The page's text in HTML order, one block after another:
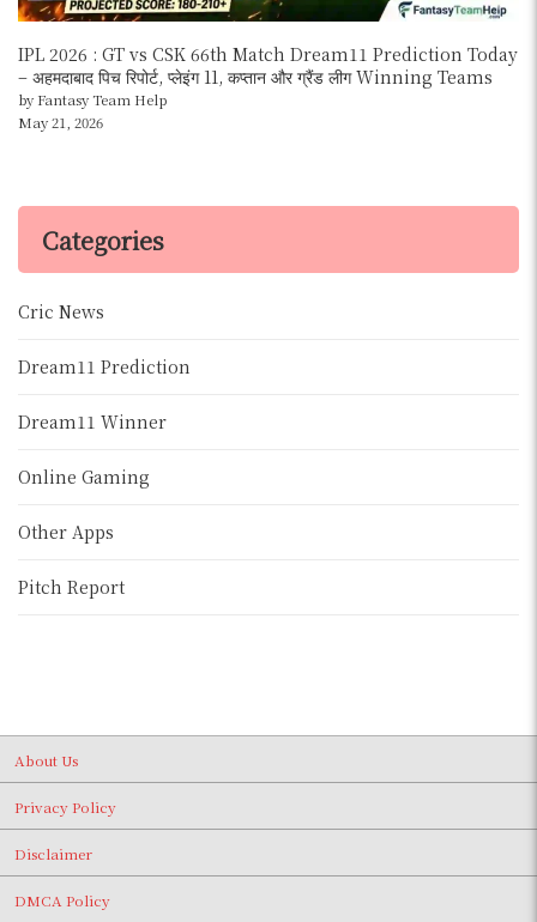
IPL 2026 : GT vs CSK 66th Match Dream11 Prediction Today
– अहमदाबाद पिच रिपोर्ट, प्लेइंग 11, कप्तान और ग्रैंड लीग Winning Teams
by Fantasy Team Help
May 21, 2026
Categories
Cric News
Dream11 Prediction
Dream11 Winner
Online Gaming
Other Apps
Pitch Report
About Us
Privacy Policy
Disclaimer
DMCA Policy